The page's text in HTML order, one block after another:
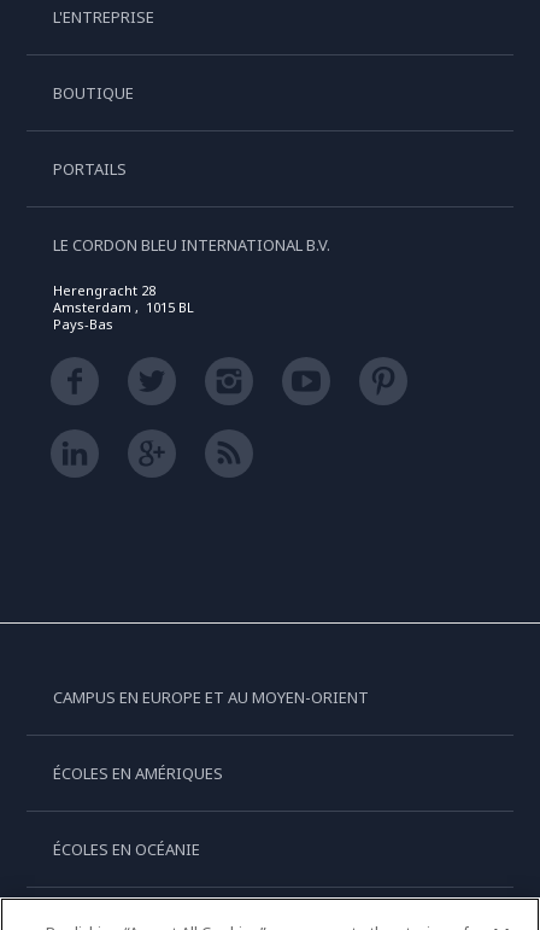
L'ENTREPRISE
BOUTIQUE
PORTAILS
LE CORDON BLEU INTERNATIONAL B.V.
Herengracht 28
Amsterdam , 1015 BL
Pays-Bas
CAMPUS EN EUROPE ET AU MOYEN-ORIENT
ÉCOLES EN AMÉRIQUES
ÉCOLES EN OCÉANIE
ÉCOLES EN ASIE